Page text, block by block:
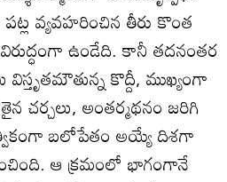
వ్యవహరించిన తీరు కొంత
ఉండేది. కానీ తదనంతర
కొద్దీ, ముఖ్యంగా
చర్చలు, అంతర్మథనం జరిగి
బలోపేతం అయ్యే దిశగా
ఆ క్రమంలో భాగంగానే